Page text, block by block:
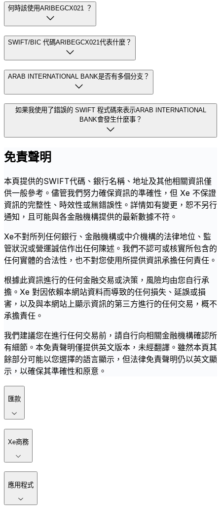
何時該使用ARIBEGCX021 ？
SWIFT/BIC 代碼ARIBEGCX021代表什麼？
ARAB INTERNATIONAL BANK是否有多個分支？
如果我使用了錯誤的 SWIFT 程式碼來表示ARAB INTERNATIONAL
BANK會發生什麼事？
免責聲明
本頁提供的SWIFT代碼、銀行名稱、地址及其他相關資訊僅
供一般參考。儘管我們努力確保資訊的準確性，但 Xe 不保證
資訊的完整性、時效性或無錯誤性。詳情如有變更，恕不另行
通知，且可能與各金融機構提供的最新數據不符。
Xe不對所列任何銀行、金融機構或中介機構的法律地位、監
管狀況或營運誠信作出任何陳述。我們不認可或核實所包含的
任何實體的合法性，也不對您使用所提供資訊承擔任何責任。
根據此資訊進行的任何金融交易或決策，風險均由您自行承
擔。Xe 對因依賴本網站資料而導致的任何損失、延誤或損
害，以及與本網站上顯示資訊的第三方進行的任何交易，概不
承擔責任。
我們建議您在進行任何交易前，請自行向相關金融機構確認所
有細節。本免責聲明僅提供英文版本，未經翻譯。雖然本頁其
餘部分可能以您選擇的語言顯示，但法律免責聲明仍以英文顯
示，以確保其準確性和原意。
匯款
Xe商務
應用程式